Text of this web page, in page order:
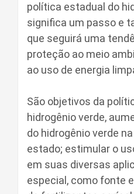
política estadual do
significa um passo e
que seguirá uma
proteção ao meio
ao uso de energia
São objetivos da
hidrogênio verde,
do hidrogênio verde
estado; estimular o
em suas diversas
especial, como fonte